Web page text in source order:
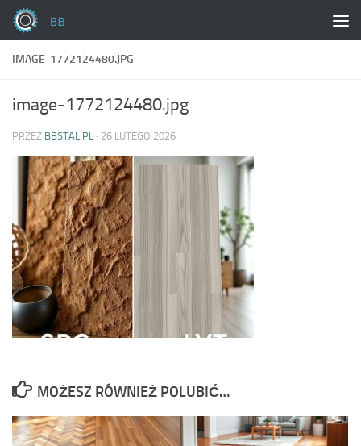
Skip to content
IMAGE-1772124480.JPG
image-1772124480.jpg
PRZEZ BBSTAL.PL · 26 LUTEGO 2026
MOŻESZ RÓWNIEŻ POLUBIĆ…